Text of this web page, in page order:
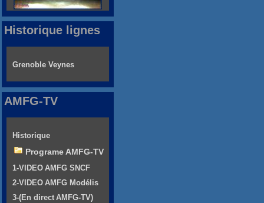
Historique lignes
Grenoble Veynes
AMFG-TV
Historique
Programe AMFG-TV
1-VIDEO AMFG SNCF
2-VIDEO AMFG Modélis
3-(En direct AMFG-TV)